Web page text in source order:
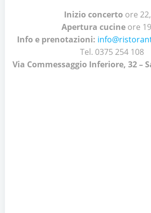
Inizio concerto ore
Apertura cucine ore
Info e prenotazioni:
Tel. 0375 254 108
Via Commessaggio Inferiore, 32 –